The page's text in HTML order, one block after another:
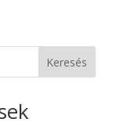
Keresés